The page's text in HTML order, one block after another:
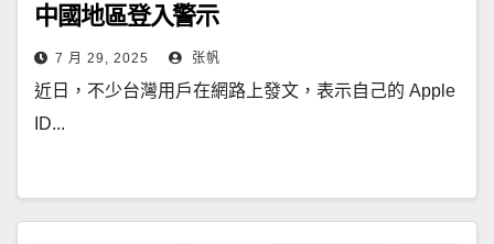
中國地區登入警示
7 月 29, 2025 张帆
近日，不少台灣用戶在網路上發文，表示自己的 Apple
ID...